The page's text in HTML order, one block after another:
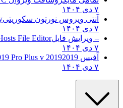
۷ دی ۱۴۰۴
آنتی ویروس نورتون سکوریتی
۷ دی ۱۴۰۴
– ویرایش فایلFile Editor+
۷ دی ۱۴۰۴
آفیس 2019 2019 Microsoft Office 2019 Pro Plus v
۷ دی ۱۴۰۴